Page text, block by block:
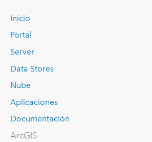
Inicio
Portal
Server
Data Stores
Nube
Aplicaciones
Documentación
ArcGIS